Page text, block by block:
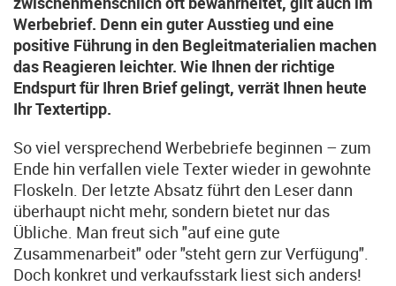
Werbebrief. Denn ein guter Ausstieg und eine
positive Führung in den Begleitmaterialien machen
das Reagieren leichter. Wie Ihnen der richtige
Endspurt für Ihren Brief gelingt, verrät Ihnen heute
Ihr Textertipp.
So viel versprechend Werbebriefe beginnen – zum
Ende hin verfallen viele Texter wieder in gewohnte
Floskeln. Der letzte Absatz führt den Leser dann
überhaupt nicht mehr, sondern bietet nur das
Übliche. Man freut sich "auf eine gute
Zusammenarbeit" oder "steht gern zur Verfügung".
Doch konkret und verkaufsstark liest sich anders!